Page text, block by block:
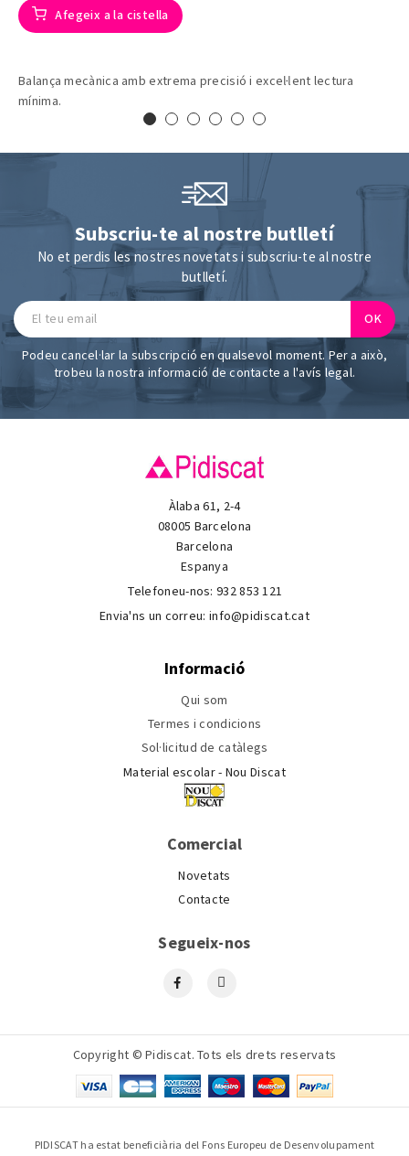
Afegeix a la cistella
Balança mecànica amb extrema precisió i excel·lent lectura
mínima.
Subscriu-te al nostre butlletí
No et perdis les nostres novetats i subscriu-te al nostre
butlletí.
Podeu cancel·lar la subscripció en qualsevol moment. Per a això,
trobeu la nostra informació de contacte a l'avís legal.
Àlaba 61, 2-4
08005 Barcelona
Barcelona
Espanya
Telefoneu-nos:932 853 121
Envia'ns un correu: info@pidiscat.cat
Informació
Qui som
Termes i condicions
Sol·licitud de catàlegs
Material escolar - Nou Discat
Comercial
Novetats
Contacte
Segueix-nos
Copyright © Pidiscat. Tots els drets reservats
PIDISCAT ha estat beneficiària del Fons Europeu de Desenvolupament